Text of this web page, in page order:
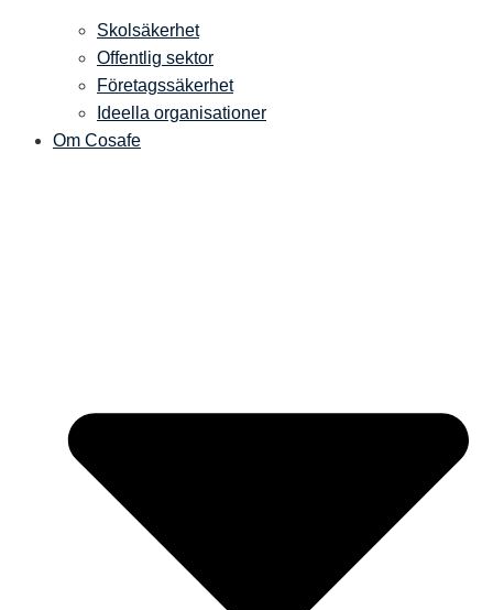
Skolsäkerhet
Offentlig sektor
Företagssäkerhet
Ideella organisationer
Om Cosafe